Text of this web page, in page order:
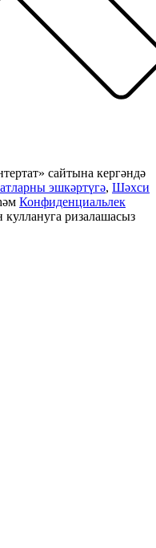
сайтына кергәндә
эшкәртүгә, Шәхси
Конфиденциальлек
ризалашасыз